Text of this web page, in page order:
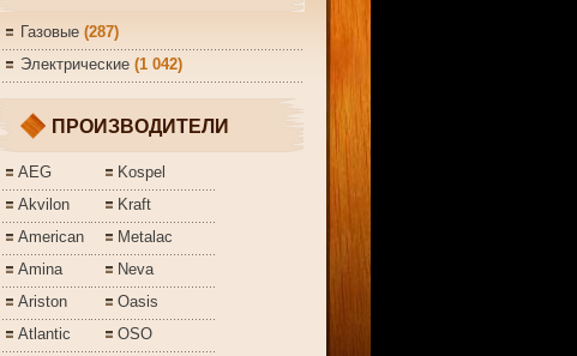
Газовые(287)
Электрические(1 042)
ПРОИЗВОДИТЕЛИ
AEG
Akvilon
American
Amina
Ariston
Atlantic
Kospel
Kraft
Metalac
Neva
Oasis
OSO